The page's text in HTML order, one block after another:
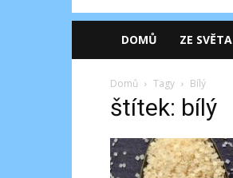
DOMŮ ZE SVĚTA
Domů Tagy Bílý
štítek: bílý